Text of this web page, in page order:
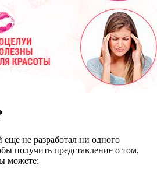
не разработал ни одного
получить представление о том,
можете: